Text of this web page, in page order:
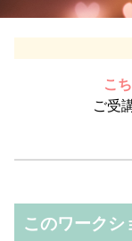
こ
ご受
このワークシ